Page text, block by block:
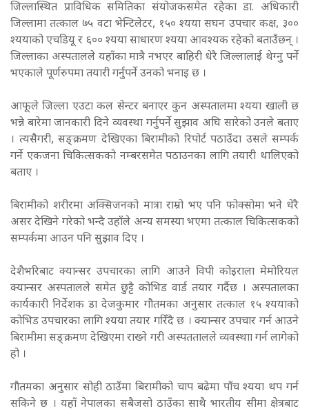
जिल्लास्थित प्राविधिक समितिका संयोजकसमेत रहेका डा. अधिकारी
जिल्लामा तत्काल ७५ वटा भेन्टिलेटर, १५० श्यया सघन उपचार कक्ष, ३००
श्ययाको एचडियू र ६०० श्यया साधारण श्यया आवश्यक रहेको बताउँछन् ।
जिल्लाका अस्पतालले यहाँका मात्रै नभएर बाहिरी धेरै जिल्लालाई थेग्नु पर्ने
भएकाले पूर्णरुपमा तयारी गर्नुपर्ने उनको भनाइ छ ।
आफूले जिल्ला एउटा कल सेन्टर बनाएर कुन अस्पतालमा श्यया खाली छ
भन्ने बारेमा जानकारी दिने व्यवस्था गर्नुपर्ने सुझाव अघि सारेको उनले बताए
। त्यसैगरी, सङ्क्रमण देखिएका बिरामीको रिपोर्ट पठाउँदा उसले सम्पर्क
गर्ने एकजना चिकित्सकको नम्बरसमेत पठाउनका लागि तयारी थालिएको
बताए ।
बिरामीको शरीरमा अक्सिजनको मात्रा राम्रो भए पनि फोक्सोमा भने धेरै
असर देखिने गरेको भन्दै उहाँले अन्य समस्या भएमा तत्काल चिकित्सकको
सम्पर्कमा आउन पनि सुझाव दिए ।
देशैभरिबाट क्यान्सर उपचारका लागि आउने विपी कोइराला मेमोरियल
क्यान्सर अस्पतालले समेत छुट्टै कोभिड वार्ड तयार गर्दैछ । अस्पतालका
कार्यकारी निर्देशक डा देजकुमार गौतमका अनुसार तत्काल १५ श्ययाको
कोभिड उपचारका लागि श्यया तयार गरिँदै छ । क्यान्सर उपचार गर्न आउने
बिरामीमा सङ्क्रमण देखिएमा राख्ने गरी अस्पततालले व्यवस्थाा गर्न लागेको
हो ।
गौतमका अनुसार सोही ठाउँमा बिरामीको चाप बढेमा पाँच श्यया थप गर्न
सकिने छ । यहाँ नेपालका सबैजसो ठाउँका साथै भारतीय सीमा क्षेत्रबाट